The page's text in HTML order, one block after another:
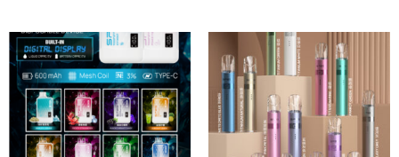
到
NT$1,500